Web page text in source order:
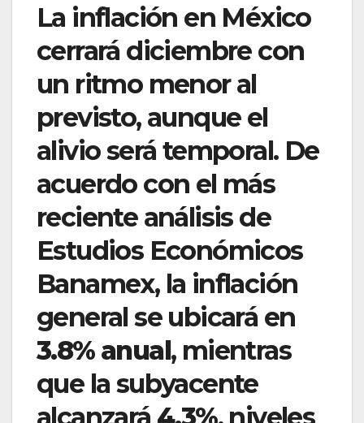
La inflación en México
cerrará diciembre con
un ritmo menor al
previsto, aunque el
alivio será temporal. De
acuerdo con el más
reciente análisis de
Estudios Económicos
Banamex, la inflación
general se ubicará en
3.8% anual, mientras
que la subyacente